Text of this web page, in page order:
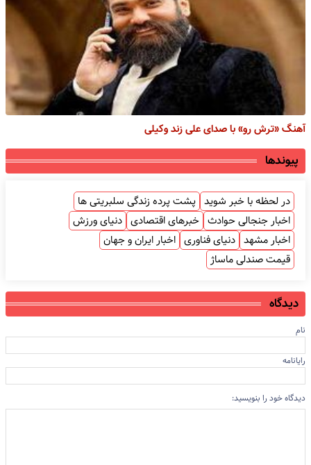
آهنگ «ترش رو» با صدای علی زند وکیلی
پیوندها
در لحظه با خبر شوید پشت پرده زندگی سلبریتی ها
اخبار جنجالی حوادث خبرهای اقتصادی دنیای ورزش
اخبار مشهد دنیای فناوری اخبار ایران و جهان
قیمت صندلی ماساژ
دیدگاه
نام
رایانامه
دیدگاه خود را بنویسید: